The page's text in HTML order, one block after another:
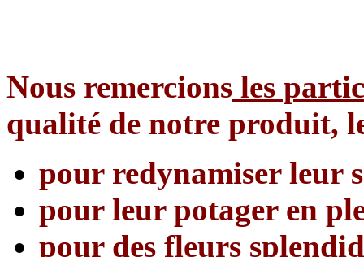
Nous remercions les
qualité de notre produit,
pour redynamiser leur
pour leur potager en
pour des fleurs